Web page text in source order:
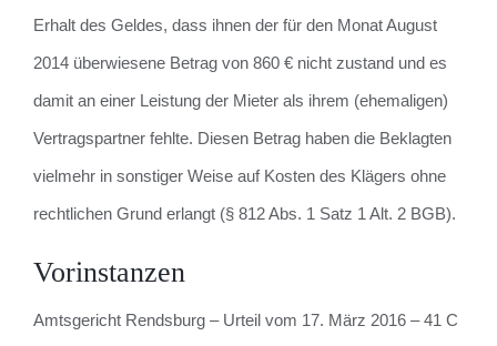
Erhalt des Geldes, dass ihnen der für den Monat August
2014 überwiesene Betrag von 860 € nicht zustand und es
damit an einer Leistung der Mieter als ihrem (ehemaligen)
Vertragspartner fehlte. Diesen Betrag haben die Beklagten
vielmehr in sonstiger Weise auf Kosten des Klägers ohne
rechtlichen Grund erlangt (§ 812 Abs. 1 Satz 1 Alt. 2 BGB).
Vorinstanzen
Amtsgericht Rendsburg – Urteil vom 17. März 2016 – 41 C